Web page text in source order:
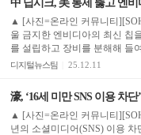
中 딥시크, 美 통제 뚫고 엔
▲ [사진=온라인 커뮤니티
울 금지한 엔비디아의 최신 칩
를 설립하고 장비를 분해해 들
디지털뉴스팀 25.12.11
濠, ‘16세 미만 SNS 이용 차단
▲ [사진=온라인 커뮤니티
년의 소셜미디어(SNS) 이용